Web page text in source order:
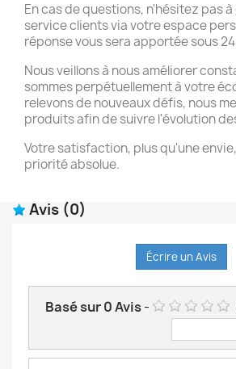
En cas de questions, n'hésitez pas
service clients via votre espace
réponse vous sera apportée sous
Nous veillons à nous améliorer
sommes perpétuellement à votre
relevons de nouveaux défis, nous
produits afin de suivre l'évolution
Votre satisfaction, plus qu'une
priorité absolue.
Avis (0)
Écrire un Avis
Basé sur0Avis-